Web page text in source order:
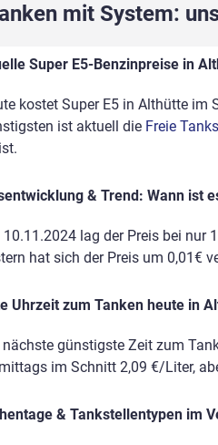
mit System:
Super E5-Benzinpreise in
kostet Super E5 in Althütte
ist aktuell die Freie
& Trend: Wann ist
10.11.2024 lag der Preis bei nur
hat sich der Preis um 0,01€
Uhrzeit zum Tanken heute in
nächste günstigste Zeit zum
im Schnitt 2,09 €/Liter,
& Tankstellentypen im